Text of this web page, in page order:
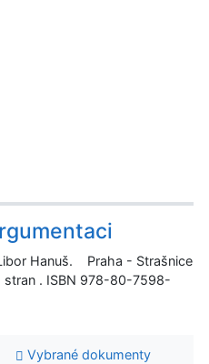
Hanuš. Praha - Strašnice
stran . ISBN 978-80-7598-
Vybrané dokumenty